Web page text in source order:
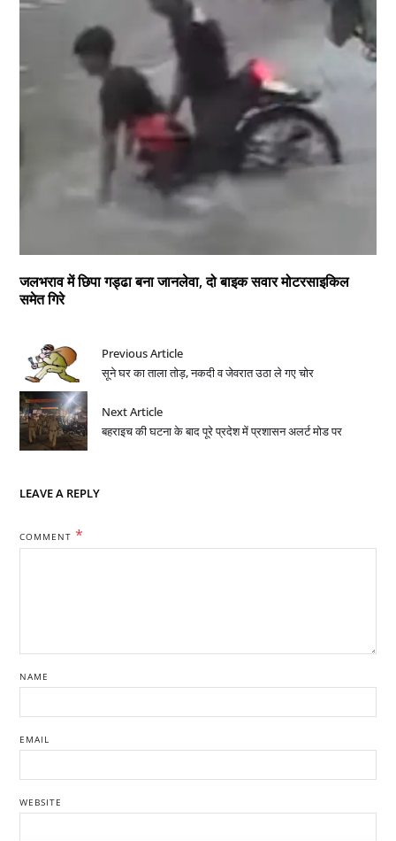
जलभराव में छिपा गड्ढा बना जानलेवा, दो बाइक सवार मोटरसाइकिल
समेत गिरे
Previous Article
सूने घर का ताला तोड़, नकदी व जेवरात उठा ले गए चोर
Next Article
बहराइच की घटना के बाद पूरे प्रदेश में प्रशासन अलर्ट मोड पर
LEAVE A REPLY
COMMENT *
NAME
EMAIL
WEBSITE